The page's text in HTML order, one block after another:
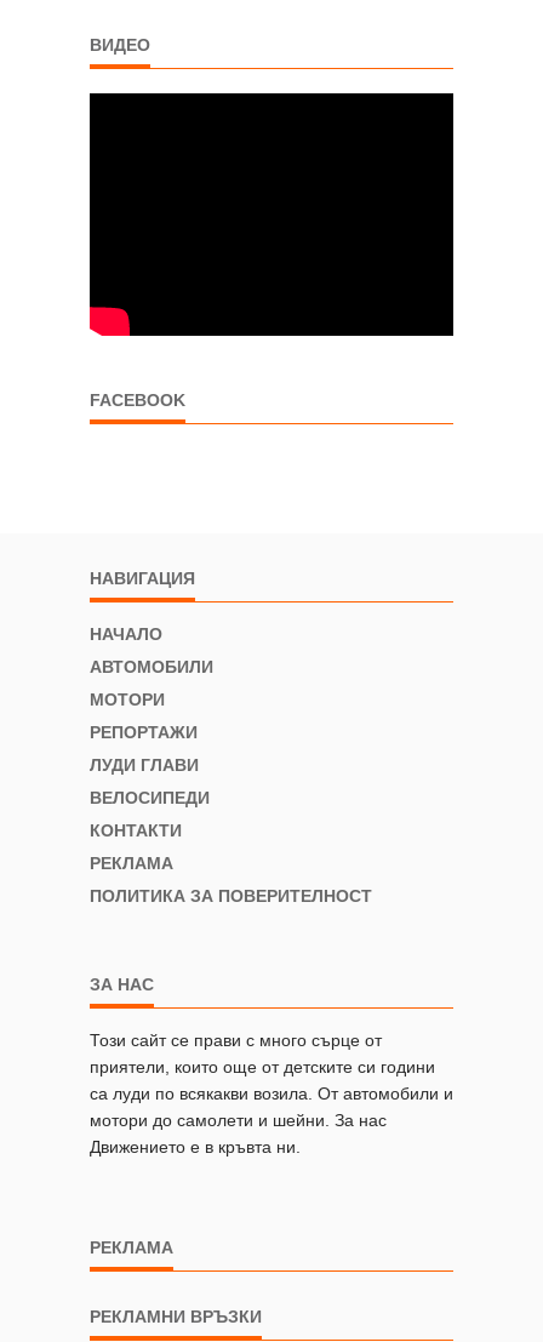
ВИДЕО
FACEBOOK
НАВИГАЦИЯ
НАЧАЛО
АВТОМОБИЛИ
МОТОРИ
РЕПОРТАЖИ
ЛУДИ ГЛАВИ
ВЕЛОСИПЕДИ
КОНТАКТИ
РЕКЛАМА
ПОЛИТИКА ЗА ПОВЕРИТЕЛНОСТ
ЗА НАС
Този сайт се прави с много сърце от
приятели, които още от детските си години
са луди по всякакви возила. От автомобили и
мотори до самолети и шейни. За нас
Движението е в кръвта ни.
РЕКЛАМА
РЕКЛАМНИ ВРЪЗКИ